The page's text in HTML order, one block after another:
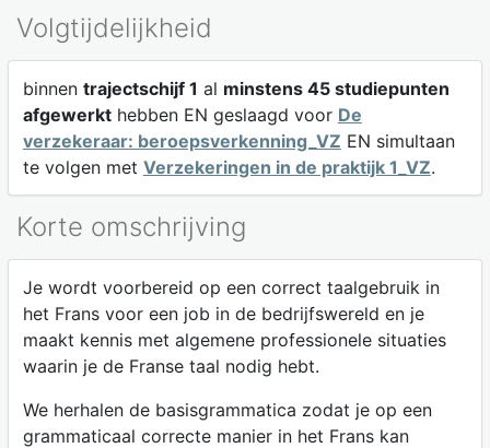
Volgtijdelijkheid
binnen trajectschijf 1 al minstens 45 studiepunten
afgewerkthebben EN geslaagd voor De
verzekeraar: beroepsverkenning_VZ EN simultaan
te volgen met Verzekeringen in de praktijk 1_VZ.
Korte omschrijving
Je wordt voorbereid op een correct taalgebruik in
het Frans voor een job in de bedrijfswereld en je
maakt kennis met algemene professionele situaties
waarin je de Franse taal nodig hebt.
We herhalen de basisgrammatica zodat je op een
grammaticaal correcte manier in het Frans kan